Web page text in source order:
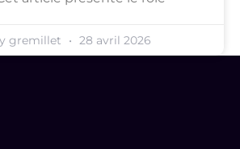
gremillet 28 avril 2026